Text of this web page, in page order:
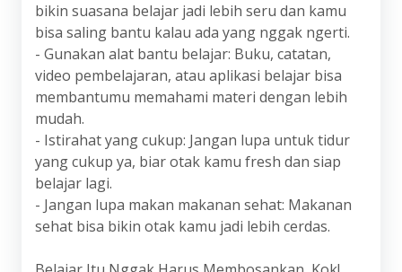
bikin suasana belajar jadi lebih seru dan kamu
bisa saling bantu kalau ada yang nggak ngerti.
- Gunakan alat bantu belajar: Buku, catatan,
video pembelajaran, atau aplikasi belajar bisa
membantumu memahami materi dengan lebih
mudah.
- Istirahat yang cukup: Jangan lupa untuk tidur
yang cukup ya, biar otak kamu fresh dan siap
belajar lagi.
- Jangan lupa makan makanan sehat: Makanan
sehat bisa bikin otak kamu jadi lebih cerdas.